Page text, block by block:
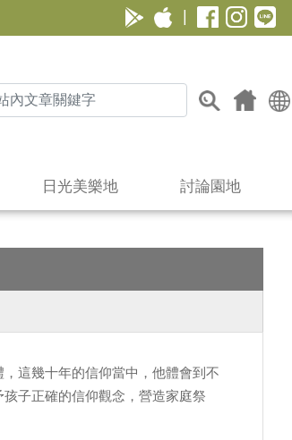
日光美樂地 討論園地
這幾十年的信仰當中，他體會到不
子正確的信仰觀念，營造家庭祭